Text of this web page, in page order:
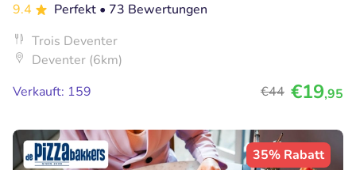
9.4
Perfekt • 73 Bewertungen
Trois Deventer
Deventer (6km)
Verkauft: 159
€44 €19,95
35% Rabatt